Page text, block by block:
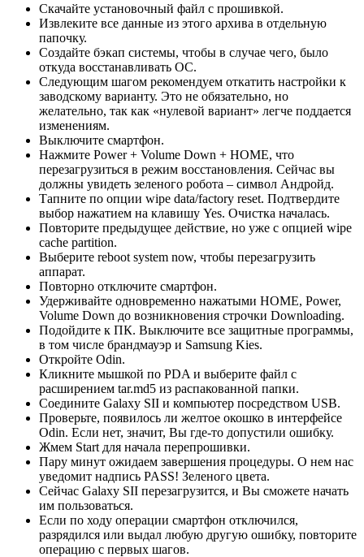
Скачайте установочный файл с прошивкой.
Извлеките все данные из этого архива в отдельную
папочку.
Создайте бэкап системы, чтобы в случае чего, было
откуда восстанавливать ОС.
Следующим шагом рекомендуем откатить настройки к
заводскому варианту. Это не обязательно, но
желательно, так как «нулевой вариант» легче поддается
изменениям.
Выключите смартфон.
Нажмите Power + Volume Down + HOME, что
перезагрузиться в режим восстановления. Сейчас вы
должны увидеть зеленого робота – символ Андройд.
Тапните по опции wipe data/factory reset. Подтвердите
выбор нажатием на клавишу Yes. Очистка началась.
Повторите предыдущее действие, но уже с опцией wipe
cache partition.
Выберите reboot system now, чтобы перезагрузить
аппарат.
Повторно отключите смартфон.
Удерживайте одновременно нажатыми НОМЕ, Power,
Volume Down до возникновения строчки Downloading.
Подойдите к ПК. Выключите все защитные программы,
в том числе брандмауэр и Samsung Kies.
Откройте Odin.
Кликните мышкой по PDA и выберите файл с
расширением tar.md5 из распакованной папки.
Соедините Galaxy SII и компьютер посредством USB.
Проверьте, появилось ли желтое окошко в интерфейсе
Odin. Если нет, значит, Вы где-то допустили ошибку.
Жмем Start для начала перепрошивки.
Пару минут ожидаем завершения процедуры. О нем нас
уведомит надпись PASS! Зеленого цвета.
Сейчас Galaxy SII перезагрузится, и Вы сможете начать
им пользоваться.
Если по ходу операции смартфон отключился,
разрядился или выдал любую другую ошибку, повторите
операцию с первых шагов.